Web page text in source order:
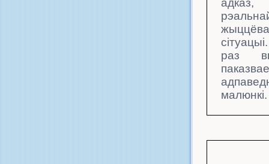
раз
малюнкі.